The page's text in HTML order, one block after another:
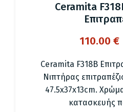
Ceramita
110.00 €
Ceramita F318B
Νιπτήρας
47.5x37x13cm.
κατασκευής